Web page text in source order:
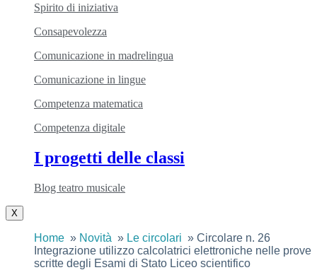
Spirito di iniziativa
Consapevolezza
Comunicazione in madrelingua
Comunicazione in lingue
Competenza matematica
Competenza digitale
I progetti delle classi
Blog teatro musicale
X
Home Novità Le circolari
Circolare n. 26
Integrazione utilizzo calcolatrici elettroniche nelle prove
scritte degli Esami di Stato Liceo scientifico